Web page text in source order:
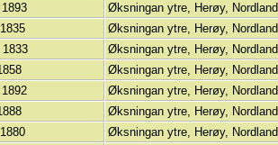
Øksningan ytre, Herøy, Nordland
Øksningan ytre, Herøy, Nordland
Øksningan ytre, Herøy, Nordland
Øksningan ytre, Herøy, Nordland
Øksningan ytre, Herøy, Nordland
Øksningan ytre, Herøy, Nordland
Øksningan ytre, Herøy, Nordland